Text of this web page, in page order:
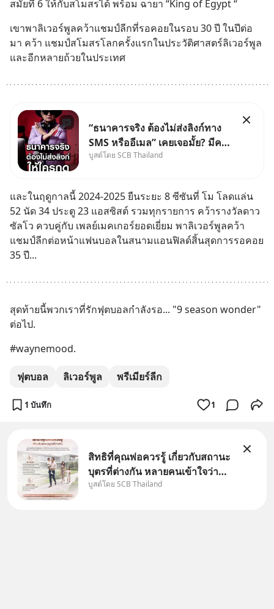
สมัยที่ 6 ให้กับสโมสรได้ พร้อม ฉายา “King of Egypt “
เขาพาลิเวอร์พูลคว้าแชมป์ลีกที่รอคอยในรอบ 30 ปี ในปีต่อ
มา คว้า แชมป์สโมสรโลกครั้งแรกในประวัติศาสตร์ลิเวอร์พูล
และอีกหลายถ้วยในประเทศ
“ธนาคารจริง ต้องไม่ส่งลิงก์ทาง
SMS หรืออีเมล” เคยเจอมั้ย? มีคน
อ้างว่าโทรจากธนาคาร บอกว่า
หรือสแกนคิวอาร์โค้ดทันที มาฟัง
“ป้าเก๋าเล่ากลโกง” เพื่อรู้ทันมุก
หลอกลวงในคราบ
บูสต์โดย SCB Thailand
และในฤดูกาลนี้ 2024-2025 ยืนระยะ 8 ซีซันที่ โม โลดแล่น
52 นัด 34 ประตู 23 แอสซิสต์ รวมทุกรายการ คว้ารางวัลดาว
ซัลโว ควบคู่กับ เพลย์เมคเกอร์ยอดเยี่ยม พาลิเวอร์พูลคว้า
แชมป์ลีกต่อหน้าแฟนบอลในสนามแอนฟิลด์สิ้นสุดการรอคอย
35 ปี...
สุดท้ายนี้พวกเราที่รักฟุตบอลกำลังรอ... "9 season wonder"
ต่อไป.
#waynemood.
ฟุตบอล ลิเวอร์พูล พรีเมียร์ลีก
1 บันทึก 1
สิทธิที่คุณพ่อควรรู้ เกี่ยวกับสถานะ
บุตรที่ต่างกัน หลายคนเข้าใจว่า
"เมื่อเป็นลูกของพ่อและแม่ ก็ย่อม
บูสต์โดย SCB Thailand